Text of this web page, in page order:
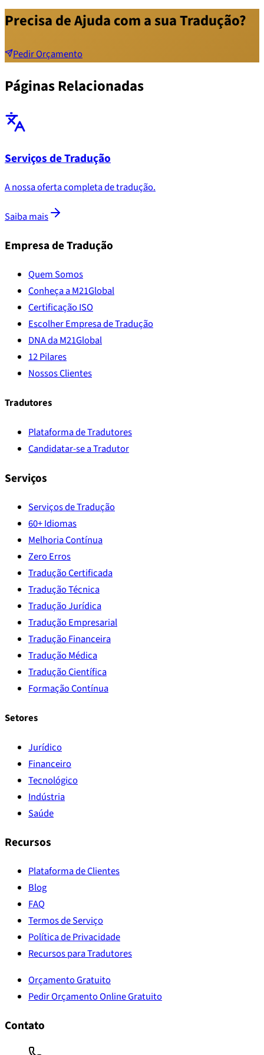
Precisa de Ajuda com a sua Tradução?
Pedir Orçamento
Páginas Relacionadas
Serviços de Tradução
A nossa oferta completa de tradução.
Saiba mais
Empresa de Tradução
Quem Somos
Conheça a M21Global
Certificação ISO
Escolher Empresa de Tradução
DNA da M21Global
12 Pilares
Nossos Clientes
Tradutores
Plataforma de Tradutores
Candidatar-se a Tradutor
Serviços
Serviços de Tradução
60+ Idiomas
Melhoria Contínua
Zero Erros
Tradução Certificada
Tradução Técnica
Tradução Jurídica
Tradução Empresarial
Tradução Financeira
Tradução Médica
Tradução Científica
Formação Contínua
Setores
Jurídico
Financeiro
Tecnológico
Indústria
Saúde
Recursos
Plataforma de Clientes
Blog
FAQ
Termos de Serviço
Política de Privacidade
Recursos para Tradutores
Orçamento Gratuito
Pedir Orçamento Online Gratuito
Contato